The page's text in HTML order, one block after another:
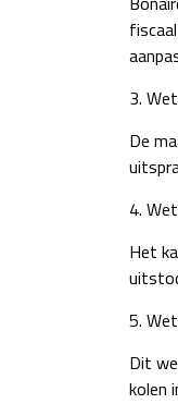
3.
De
4.
Het
5.
Dit
kolen